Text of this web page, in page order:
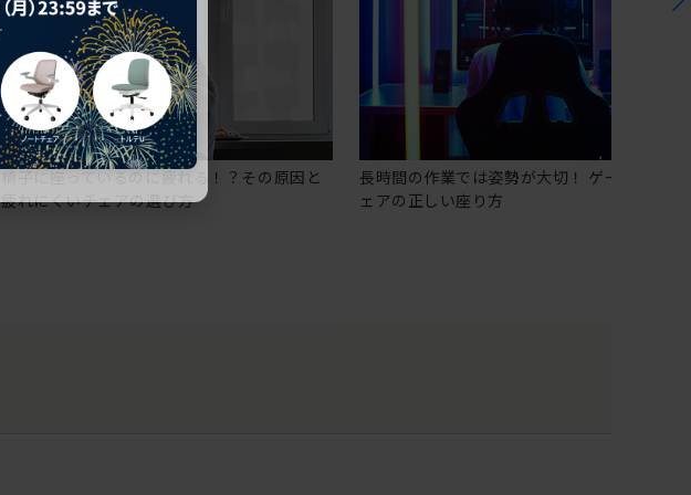
椅子に座っているのに疲れる！？その原因と
疲れにくいチェアの選び方
長時間の作業では姿勢が大切！ ゲーミングチ
ェアの正しい座り方